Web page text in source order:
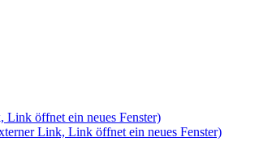
Link öffnet ein neues Fenster)
Link, Link öffnet ein neues Fenster)